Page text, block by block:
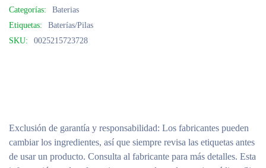
Categorías:
Baterias
Etiquetas:
Baterías/Pilas
SKU:
0025215723728
Exclusión de garantía y responsabilidad: Los fabricantes pueden
cambiar los ingredientes, así que siempre revisa las etiquetas antes
de usar un producto. Consulta al fabricante para más detalles. Esta